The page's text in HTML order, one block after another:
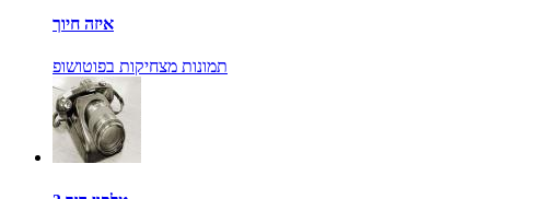
איזה חיוך
תמונות מצחיקות בפוטושופ